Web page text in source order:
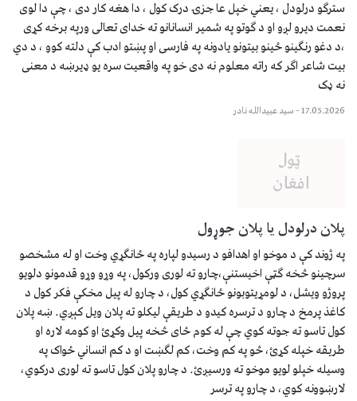
سترګو درلودل ، یعني خپل عا جزۍ درک کول ، دا هغه کار دی ، چې دا لوی
نعمت دیرو لږو او د ګوتو په شمیر انسانانو ته خدای تعالی ورپه برخه کړی
،د دغو رنګینو ځینو بیتونو یادونه په فارسی او پښتو ادب کې دلته کوو ، د دي
بیت شاعر اګر که راته معلوم نه دی خو په واقعیت سره یو ډیرښه د معنی
نه ډک
17.05.2026
–سيد عبيدالله نادر
پلان درلودل یا پلان جوړول
په ژوند کې د موخو او اهدافو د رسیدو لپاره په ځانګړي وخت او له مشخصو
سرچینو څخه ګټې اخیستنې،چارو ته لوری ورکول، په وړو وړو قدمونو دلویو
پروژو ویشل، د لومړیتوبونو ځانګړي کول، د چارو له پیل مخکې فکر کول د
کاغذ پرمخ د چارو د ترسره کیدو د طریقې لیکلو ته پلان ویل کېږي. ښه پلان
کول تاسو ته جوته کوي چې له کوم ځای څخه پیل وکړئ او کومه لاره او
طریقه خپله کړئ، څو په کم وخت، کم لګښت او د کم انساني ځواک په
وسیله خپلو لویو موخو ته ورسیږئ. د چارو پلان کول تاسو ته لوری درکوي،
لارښوونه کوي، د چارو په ترسر